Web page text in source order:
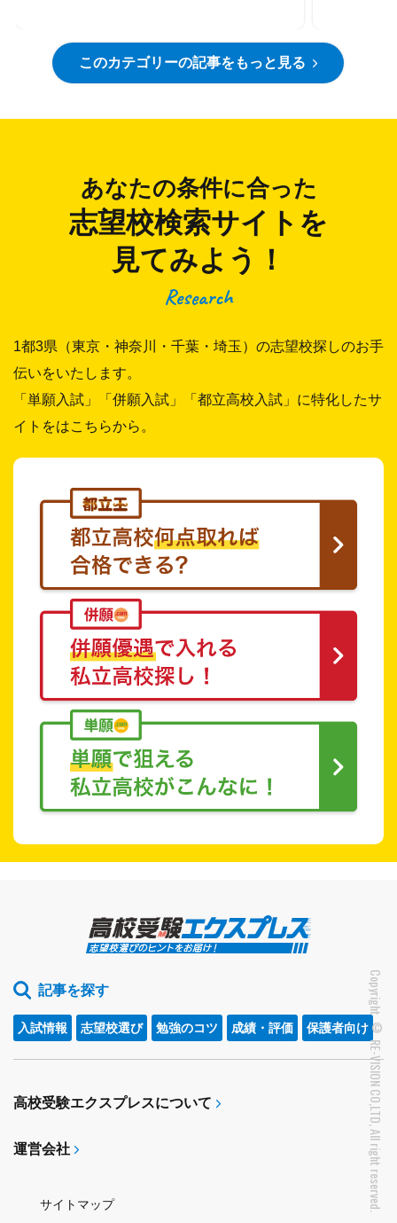
このカテゴリーの記事をもっと見る
あなたの条件に合った
志望校検索サイトを
見てみよう！
Research
1都3県（東京・神奈川・千葉・埼玉）の志望校探しのお手
伝いをいたします。
「単願入試」「併願入試」「都立高校入試」に特化したサ
イトをはこちらから。
記事を探す
入試情報 志望校選び 勉強のコツ 成績・評価 保護者向け
高校受験エクスプレスについて
運営会社
サイトマップ Copyright © RE-VISION CO,LTD, All right reserved.